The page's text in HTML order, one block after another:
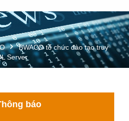
BWACO tổ chức đào tạo truy
Server
báo